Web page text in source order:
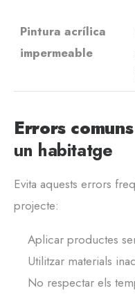
Pintura acrílica
impermeable
Errors
un habitatge
Evita aquests errors
projecte:
Aplicar productes
Utilitzar materials
No respectar els